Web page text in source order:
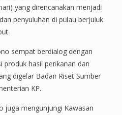
yang direncanakan menjadi
penyuluhan di pulau berjuluk
sempat berdialog dengan
produk hasil perikanan dan
digelar Badan Riset Sumber
KP.
juga mengunjungi Kawasan